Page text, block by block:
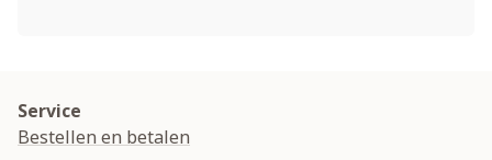
Service
Bestellen en betalen